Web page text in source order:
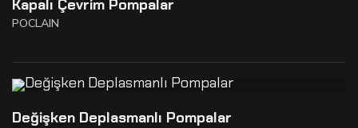
Kapalı Çevrim Pompalar
POCLAIN
Değişken Deplasmanlı Pompalar